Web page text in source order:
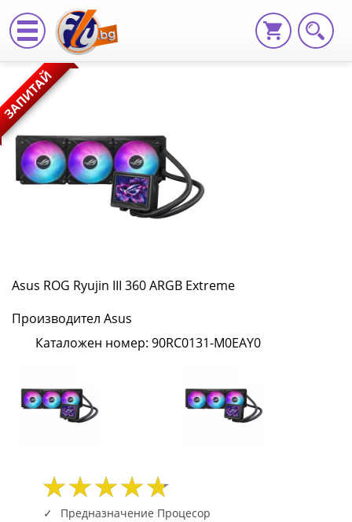
Asus
ROG
Ryujin
III
360
ARGB
90RC0131-
M0EAY0
|
ЗАПИТАЙ
Asus ROG Ryujin III 360 ARGB Extreme
Производител Asus
Каталожен номер: 90RC0131-M0EAY0
Предназначение Процесор